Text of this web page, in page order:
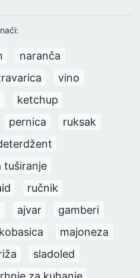
naranča
vino
ketchup
pernica
ruksak
tuširanje
ručnik
ajvar
gamberi
kobasica
majoneza
sladoled